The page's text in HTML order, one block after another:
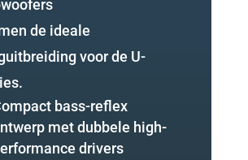
de ideale
voor de U-
bass-reflex
met dubbele high-
drivers